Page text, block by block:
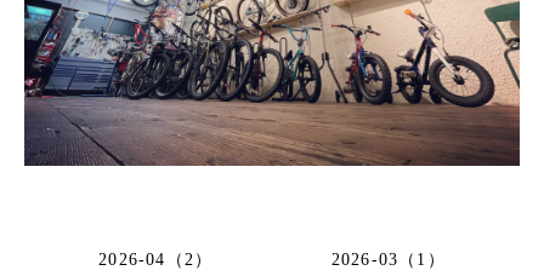
2026-04（2） 2026-03（1）